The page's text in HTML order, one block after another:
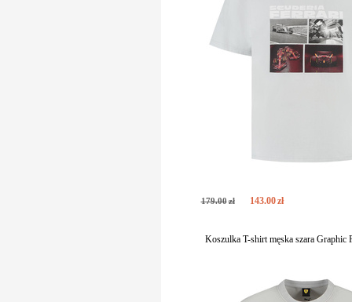
179.00zł 143.00zł
Koszulka T-shirt męska szara Graphic